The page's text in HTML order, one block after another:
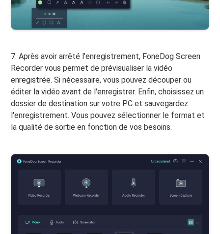
7. Après avoir arrêté l'enregistrement, FoneDog Screen
Recorder vous permet de prévisualiser la vidéo
enregistrée. Si nécessaire, vous pouvez découper ou
éditer la vidéo avant de l'enregistrer. Enfin, choisissez un
dossier de destination sur votre PC et sauvegardez
l'enregistrement. Vous pouvez sélectionner le format et
la qualité de sortie en fonction de vos besoins.